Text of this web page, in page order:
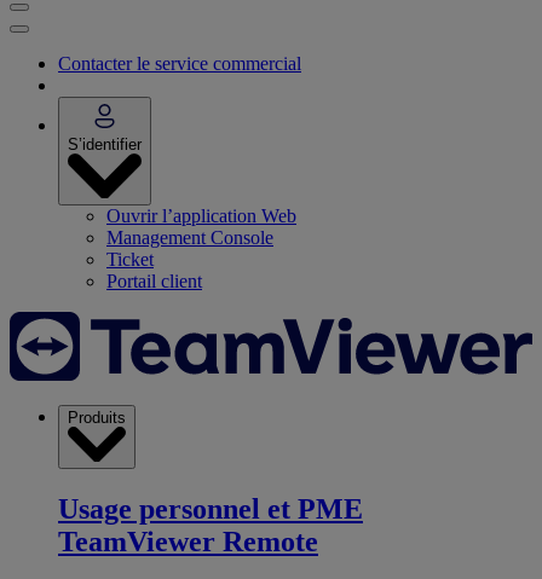
Contacter le service commercial
S’identifier
Ouvrir l’application Web
Management Console
Ticket
Portail client
Produits
Usage personnel et PME
TeamViewer Remote